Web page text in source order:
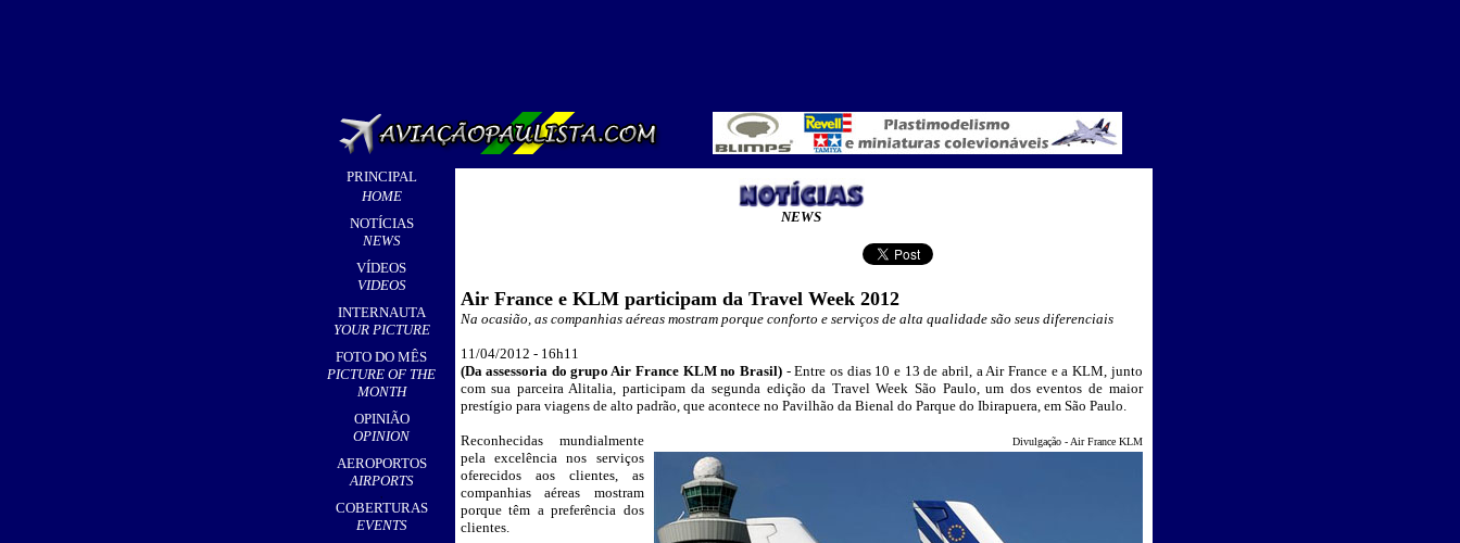
PRINCIPAL
HOME
NOTÍCIAS
NEWS
VÍDEOS
VIDEOS
INTERNAUTA
YOUR PICTURE
FOTO DO MÊS
PICTURE OF THE
MONTH
OPINIÃO
OPINION
AEROPORTOS
AIRPORTS
,
COBERTURAS
EVENTS
NEWS
Air France e KLM participam da Travel Week 2012
Na ocasião, as companhias aéreas mostram porque conforto e serviços de alta qualidade são seus diferenciais
11/04/2012 - 16h11
(Da assessoria do grupo Air France KLM no Brasil) -Entre os dias 10 e 13 de abril, a Air France e a KLM, junto
com sua parceira Alitalia, participam da segunda edição da Travel Week São Paulo, um dos eventos de maior
prestígio para viagens de alto padrão, que acontece no Pavilhão da Bienal do Parque do Ibirapuera, em São Paulo.
_ Divulgação - Air France KLM
Reconhecidas mundialmente
pela excelência nos serviços
oferecidos aos clientes, as
companhias aéreas mostram
porque têm a preferência dos
clientes.